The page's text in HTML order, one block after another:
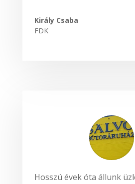
Király Csaba
FDK
Hosszú évek óta állunk